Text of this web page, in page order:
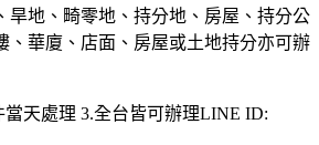
旱地、畸零地、持分地、房屋、持分公
、華廈、店面、房屋或土地持分亦可辦
當天處理 3.全台皆可辦理LINE ID: